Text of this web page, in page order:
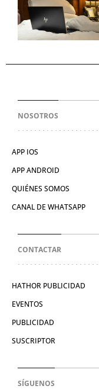
NOSOTROS
APP IOS
APP ANDROID
QUIÉNES SOMOS
CANAL DE WHATSAPP
CONTACTAR
HATHOR PUBLICIDAD
EVENTOS
PUBLICIDAD
SUSCRIPTOR
SÍGUENOS